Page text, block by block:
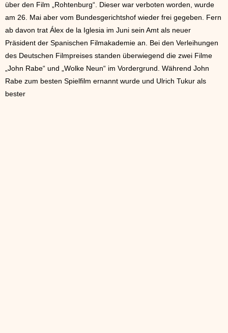
über den Film „Rohtenburg“. Dieser war verboten worden, wurde
am 26. Mai aber vom Bundesgerichtshof wieder frei gegeben. Fern
ab davon trat Álex de la Iglesia im Juni sein Amt als neuer
Präsident der Spanischen Filmakademie an. Bei den Verleihungen
des Deutschen Filmpreises standen überwiegend die zwei Filme
„John Rabe“ und „Wolke Neun“ im Vordergrund. Während John
Rabe zum besten Spielfilm ernannt wurde und Ulrich Tukur als
bester